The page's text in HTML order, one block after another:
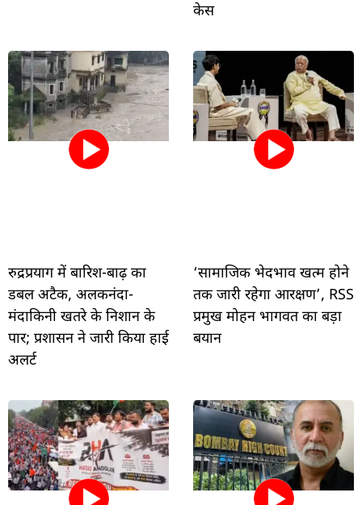
केस
रुद्रप्रयाग में बारिश-बाढ़ का
डबल अटैक, अलकनंदा-
मंदाकिनी खतरे के निशान के
पार; प्रशासन ने जारी किया हाई
अलर्ट
‘सामाजिक भेदभाव खत्म होने
तक जारी रहेगा आरक्षण’, RSS
प्रमुख मोहन भागवत का बड़ा
बयान